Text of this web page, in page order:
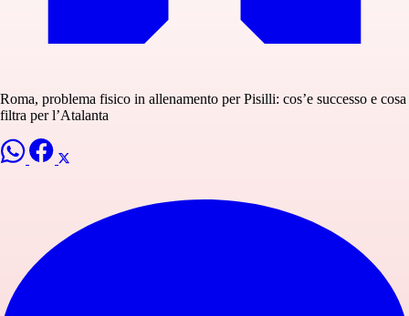
Roma, problema fisico in allenamento per Pisilli: cos’e successo e cosa
filtra per l’Atalanta